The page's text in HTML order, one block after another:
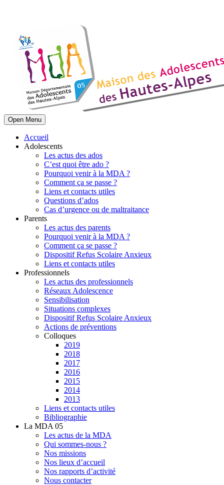
Open Menu
Accueil
Adolescents
Les actus des ados
C’est quoi être ado ?
Pourquoi venir à la MDA ?
Comment ça se passe ?
Liens et contacts utiles
Questions d’ados
Cas d’urgence ou de maltraitance
Parents
Les actus des parents
Pourquoi venir à la MDA ?
Comment ça se passe ?
Dispositif Refus Scolaire Anxieux
Liens et contacts utiles
Professionnels
Les actus des professionnels
Réseaux Adolescence
Sensibilisation
Situations complexes
Dispositif Refus Scolaire Anxieux
Actions de préventions
Colloques
2019
2018
2017
2016
2015
2014
2013
Liens et contacts utiles
Bibliographie
La MDA 05
Les actus de la MDA
Qui sommes-nous ?
Nos missions
Nos lieux d’accueil
Nos rapports d’activité
Nous contacter